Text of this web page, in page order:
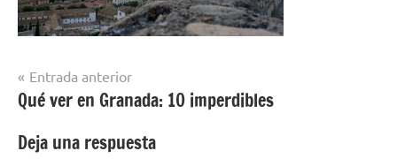
Navegación
de
entradas
Entrada anterior
Qué ver en Granada: 10 imperdibles
Deja una respuesta